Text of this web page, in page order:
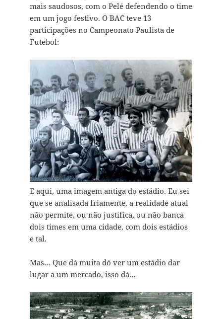
mais saudosos, com o Pelé defendendo o time
em um jogo festivo. O BAC teve 13
participações no Campeonato Paulista de
Futebol:
E aqui, uma imagem antiga do estádio. Eu sei
que se analisada friamente, a realidade atual
não permite, ou não justifica, ou não banca
dois times em uma cidade, com dois estádios
e tal.
Mas… Que dá muita dó ver um estádio dar
lugar a um mercado, isso dá…